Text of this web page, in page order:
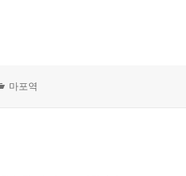
카
마포역